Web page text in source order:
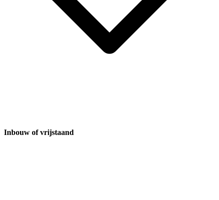
Inbouw of vrijstaand